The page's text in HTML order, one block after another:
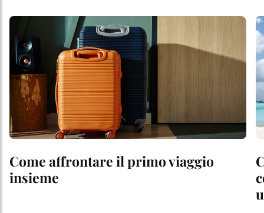
Come affrontare il primo viaggio
insieme